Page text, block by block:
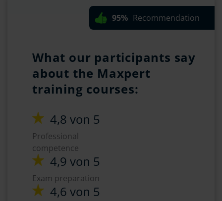
95% Recommendation
What our participants say
about the Maxpert
training courses:
4,8 von 5
Professional
competence
4,9 von 5
Exam preparation
4,6 von 5